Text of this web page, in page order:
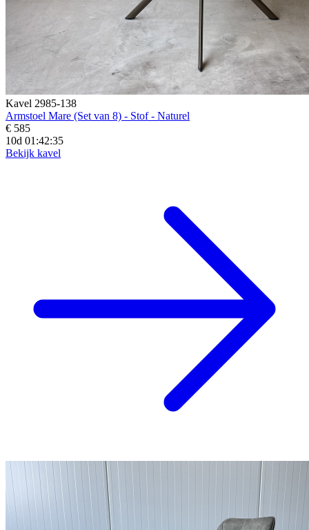
Kavel 2985-138
Armstoel Mare (Set van 8) - Stof - Naturel
€ 585
10d 01:42:33
Bekijk kavel